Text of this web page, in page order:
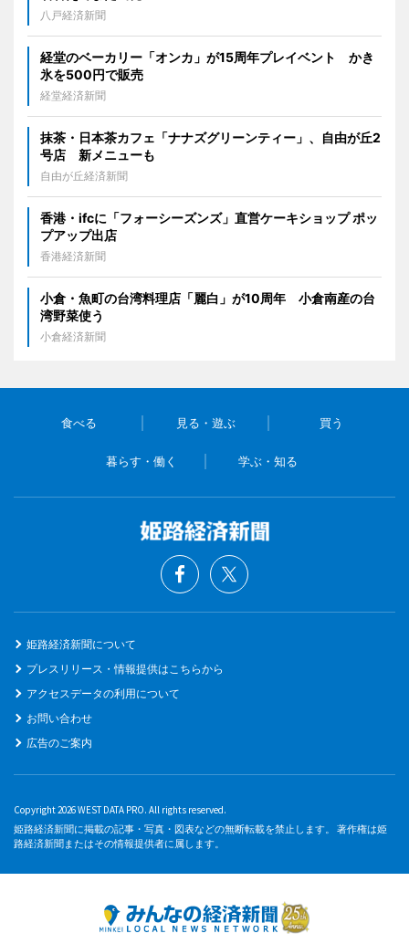
八戸経済新聞
経堂のベーカリー「オンカ」が15周年プレイベント かき
氷を500円で販売
経堂経済新聞
抹茶・日本茶カフェ「ナナズグリーンティー」、自由が丘2
号店 新メニューも
自由が丘経済新聞
香港・ifcに「フォーシーズンズ」直営ケーキショップ ポッ
プアップ出店
香港経済新聞
小倉・魚町の台湾料理店「麗白」が10周年 小倉南産の台
湾野菜使う
小倉経済新聞
食べる 見る・遊ぶ 買う
暮らす・働く 学ぶ・知る
姫路経済新聞について
プレスリリース・情報提供はこちらから
アクセスデータの利用について
お問い合わせ
広告のご案内
Copyright 2026 WEST DATA PRO. All rights reserved.
姫路経済新聞に掲載の記事・写真・図表などの無断転載を禁止します。 著作権は姫
路経済新聞またはその情報提供者に属します。